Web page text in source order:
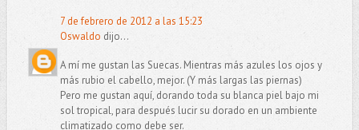
7 de febrero de 2012 a las 15:23
Oswaldo dijo...
A mí me gustan las Suecas. Mientras más azules los ojos y
más rubio el cabello, mejor. (Y más largas las piernas)
Pero me gustan aquí, dorando toda su blanca piel bajo mi
sol tropical, para después lucir su dorado en un ambiente
climatizado como debe ser.